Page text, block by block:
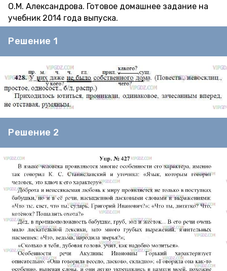
О.М. Александрова. Готовое домашнее задание на
учебник 2014 года выпуска.
Решение 1
Решение 2